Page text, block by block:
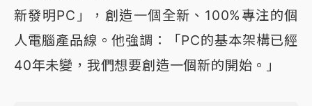
新發明PC」，創造一個全新、100%專注的個
人電腦產品線。他強調：「PC的基本架構已經
40年未變，我們想要創造一個新的開始。」